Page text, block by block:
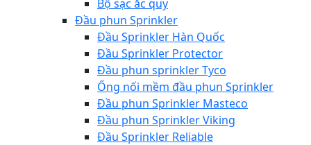
Bộ sạc ắc quy
Đầu phun Sprinkler
Đầu Sprinkler Hàn Quốc
Đầu Sprinkler Protector
Đầu phun sprinkler Tyco
Ống nối mềm đầu phun Sprinkler
Đầu phun Sprinkler Masteco
Đầu phun Sprinkler Viking
Đầu Sprinkler Reliable